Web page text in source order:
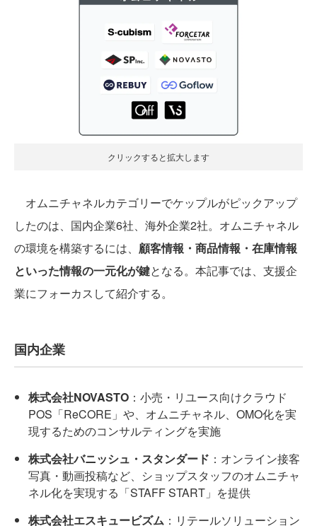
クリックすると拡大します
オムニチャネルカテゴリーでケップルがピックアップ
したのは、国内企業6社、海外企業2社。オムニチャネル
の環境を構築するには、 顧客情報・商品情報・在庫情報
といった情報の一元化が鍵となる。本記事では、支援企
業にフォーカスして紹介する。
国内企業
株式会社NOVASTO ：小売・リユース向けクラウド
POS「ReCORE」や、オムニチャネル、OMO化を実
現するためのコンサルティングを実施
株式会社バニッシュ・スタンダード ：オンライン接客
写真・動画投稿など、ショップスタッフのオムニチャ
ネル化を実現する「STAFF START」を提供
株式会社エスキュービズム ：リテールソリューション